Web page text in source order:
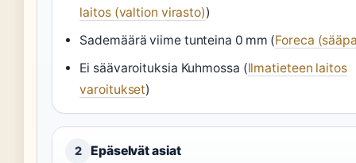
laitos (valtion virasto))
Sademäärä viime tunteina 0 mm (Foreca
Ei säävaroituksia Kuhmossa (Ilmatieteen laitos
varoitukset)
2 Epäselvät asiat